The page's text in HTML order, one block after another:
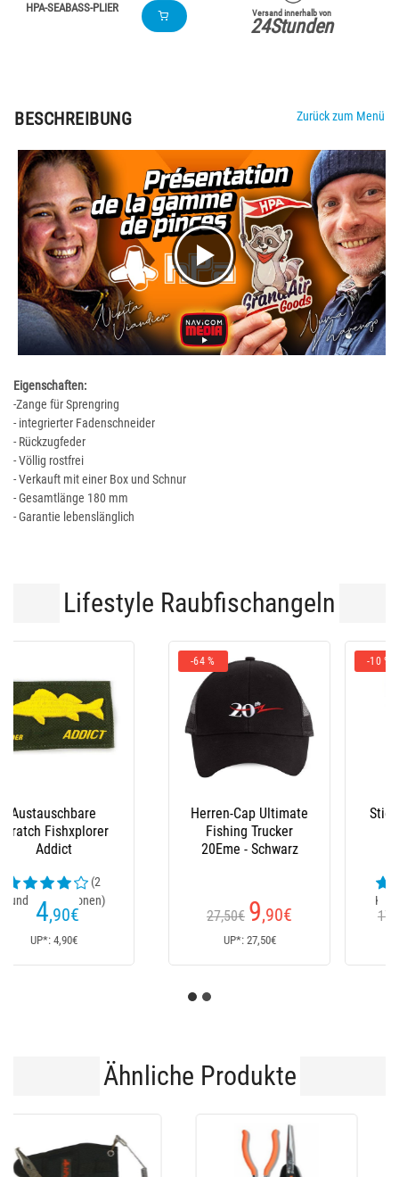
HPA-SEABASS-PLIER Versand innerhalb von
24Stunden
BESCHREIBUNG Zurück zum Menü
Eigenschaften:
-Zange für Sprengring
- integrierter Fadenschneider
- Rückzugfeder
- Völlig rostfrei
- Verkauft mit einer Box und Schnur
- Gesamtlänge 180 mm
- Garantie lebenslänglich
Lifestyle Raubfischangeln
Stiefel Le Chameau
Kundenrezensionen)
170€ 152
Latzhose Xm Ocean
235
UP*: 235€
Ähnliche Produkte